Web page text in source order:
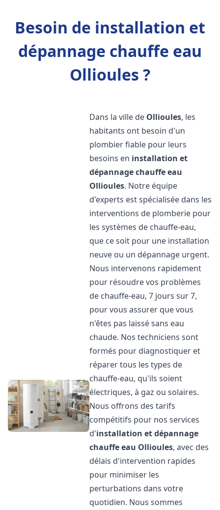
Besoin de installation et
dépannage chauffe eau
Ollioules ?
Dans la ville de Ollioules, les
habitants ont besoin d'un
plombier fiable pour leurs
besoins en installation et
dépannage chauffe eau
Ollioules. Notre équipe
d'experts est spécialisée dans les
interventions de plomberie pour
les systèmes de chauffe-eau,
que ce soit pour une installation
neuve ou un dépannage urgent.
Nous intervenons rapidement
pour résoudre vos problèmes
de chauffe-eau, 7 jours sur 7,
pour vous assurer que vous
n'êtes pas laissé sans eau
chaude. Nos techniciens sont
formés pour diagnostiquer et
réparer tous les types de
chauffe-eau, qu'ils soient
électriques, à gaz ou solaires.
Nous offrons des tarifs
compétitifs pour nos services
d'installation et dépannage
chauffe eau Ollioules, avec des
délais d'intervention rapides
pour minimiser les
perturbations dans votre
quotidien. Nous sommes